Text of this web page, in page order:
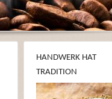
HANDWERK HAT
TRADITION